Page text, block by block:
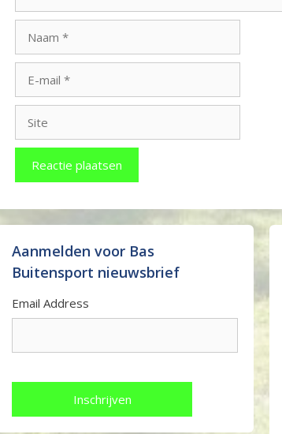
mail
Aanmelden voor Bas
Buitensport nieuwsbrief
Email Address